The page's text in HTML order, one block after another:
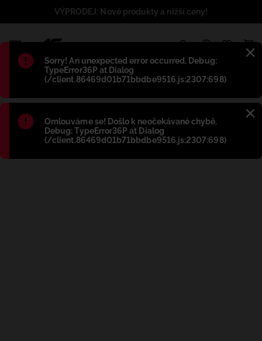
Błąd:
Sorry! An unexpected error occurred. Debug:
TypeError36P at Dialog
(/client.86469d01b71bbdbe9516.js:2307:698)
Błąd:
Omlouváme se! Došlo k neočekávané chybě.
Debug: TypeError36P at Dialog
(/client.86469d01b71bbdbe9516.js:2307:698)
VÝPRODEJ: Nové produkty a nižší ceny!